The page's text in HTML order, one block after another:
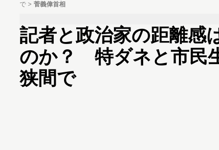
で
菅義偉首相
記者と政治家の距離感
のか？ 特ダネと市民
狭間で